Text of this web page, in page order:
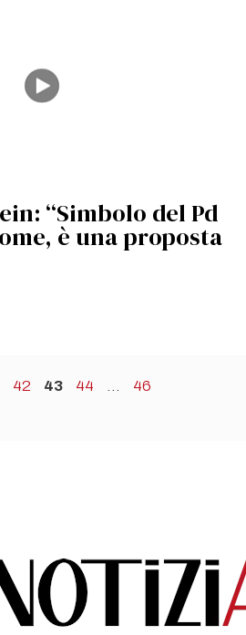
“Simbolo del Pd
è una proposta
Pagina
42 Pagina
43 Pagina
44 … Pagina
46